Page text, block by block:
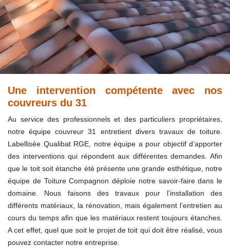
Une intervention compétente avec nos
couvreurs du 31
Au service des professionnels et des particuliers propriétaires,
notre équipe couvreur 31 entretient divers travaux de toiture.
Labellisée Qualibat RGE, notre équipe a pour objectif d’apporter
des interventions qui répondent aux différentes demandes. Afin
que le toit soit étanche été présente une grande esthétique, notre
équipe de Toiture Compagnon déploie notre savoir-faire dans le
domaine. Nous faisons des travaux pour l’installation des
différents matériaux, la rénovation, mais également l’entretien au
cours du temps afin que les matériaux restent toujours étanches.
A cet effet, quel que soit le projet de toit qui doit être réalisé, vous
pouvez contacter notre entreprise.